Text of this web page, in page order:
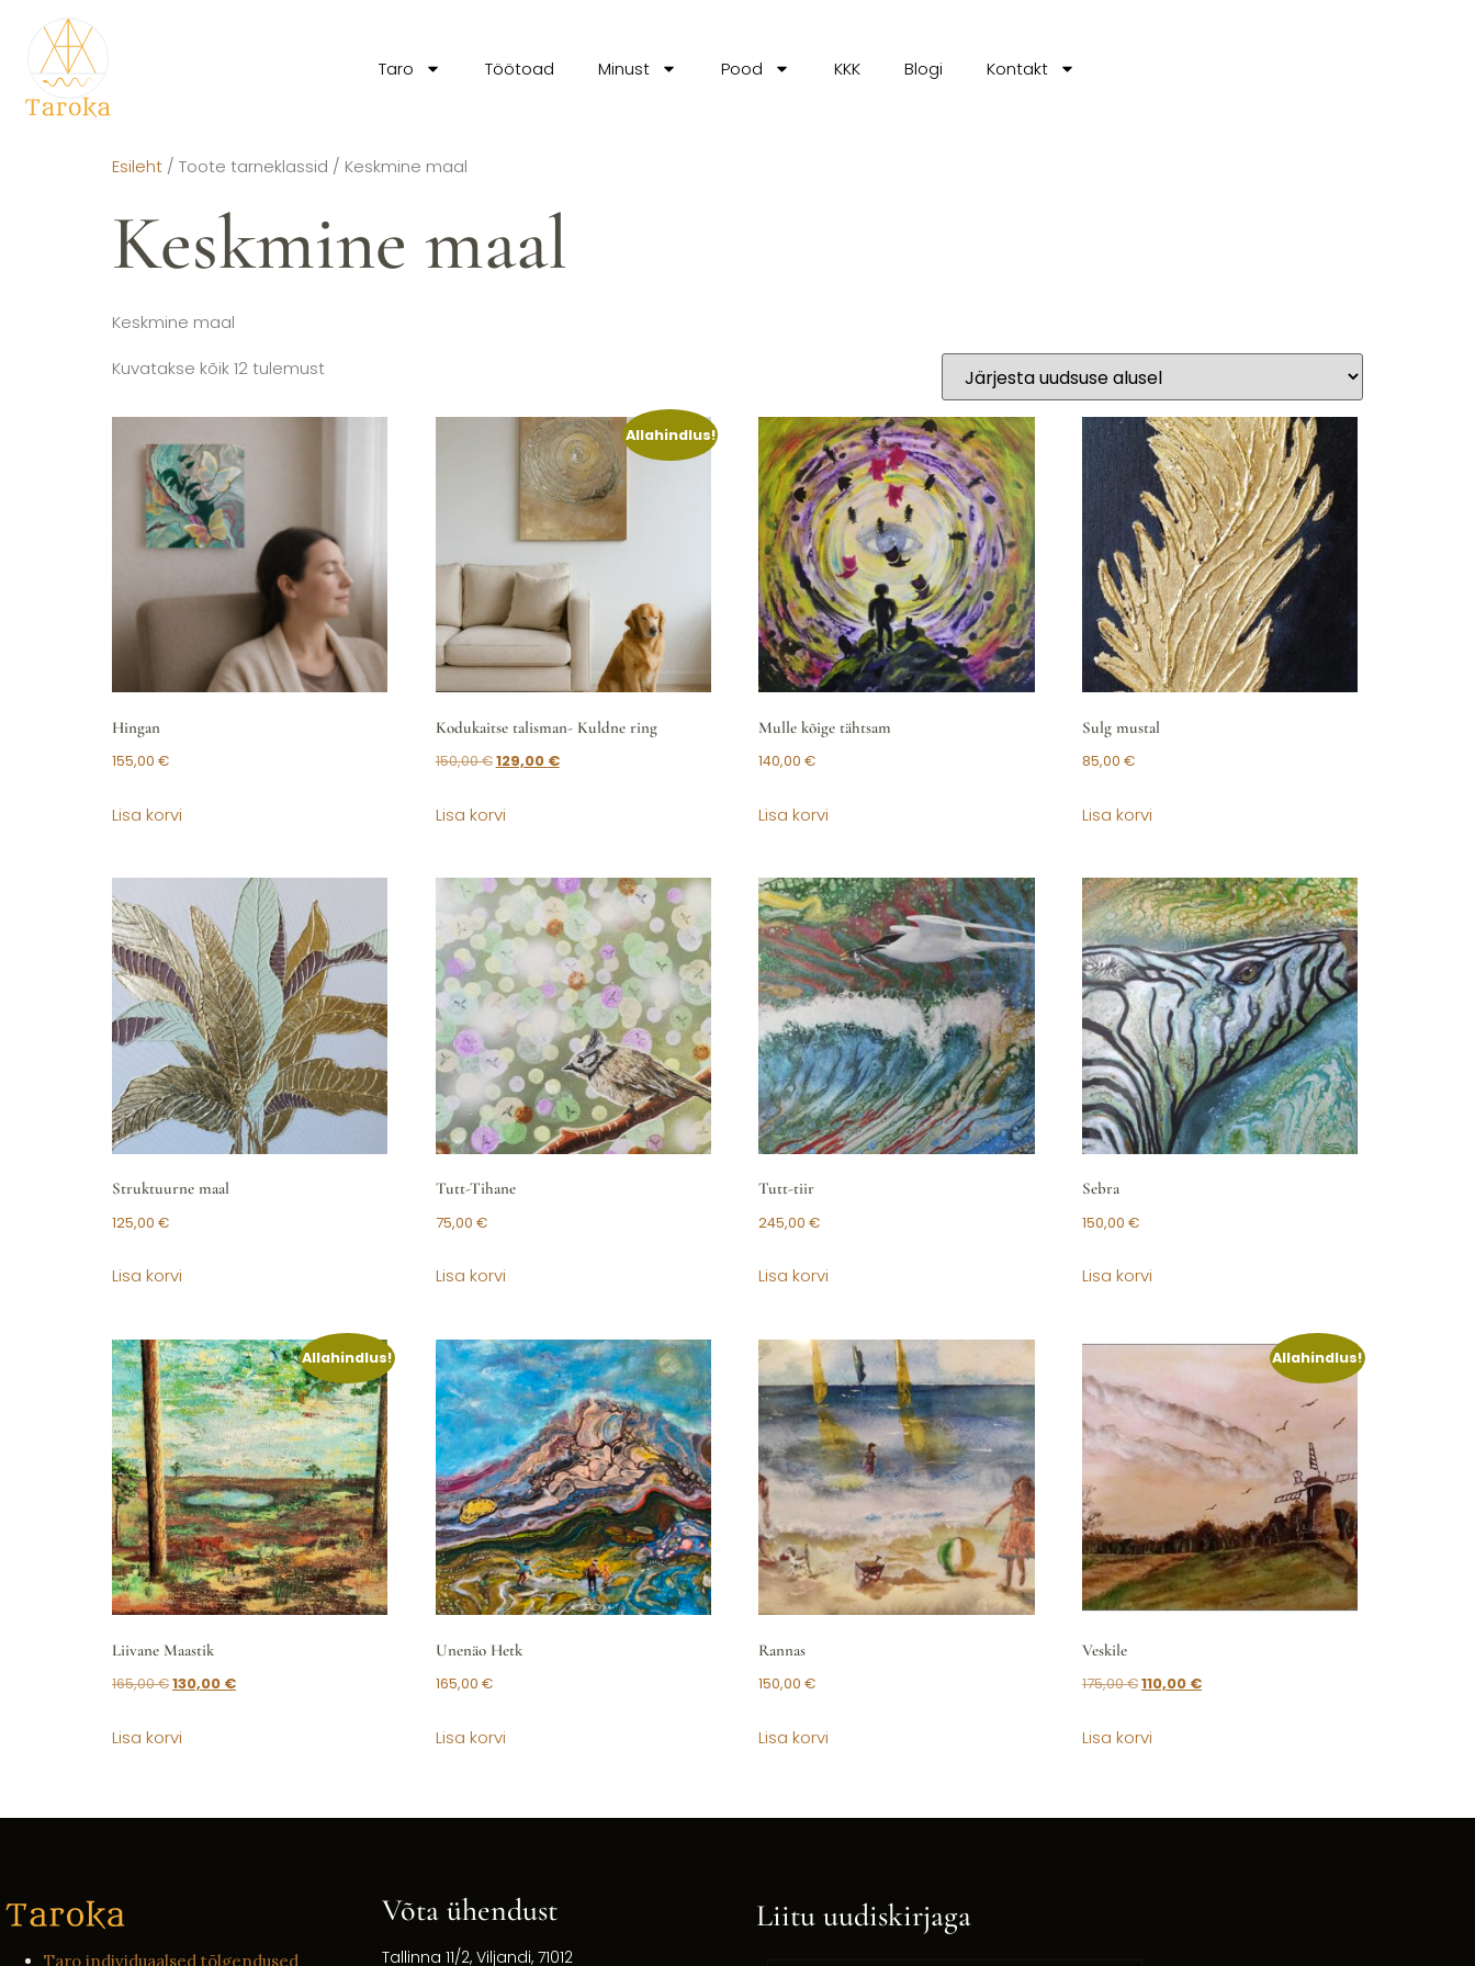
Taro Töötoad Minust Pood KKK Blogi Kontakt
Esileht / Toote tarneklassid / Keskmine maal
Keskmine maal
Keskmine maal
Kuvatakse kõik 12 tulemust
Hingan
155,00 €
Lisa korvi
Allahindlus!
Kodukaitse talisman- Kuldne ring
150,00€129,00 €
Lisa korvi
Mulle kõige tähtsam
140,00€
Lisa korvi
Sulg mustal
85,00€
Lisa korvi
Struktuurne maal
125,00 €
Lisa korvi
Tutt-Tihane
75,00 €
Lisa korvi
Tutt-tiir
245,00€
Lisa korvi
Sebra
150,00€
Lisa korvi
Allahindlus!
Liivane Maastik
165,00€130,00 €
Lisa korvi
Unenäo Hetk
165,00 €
Lisa korvi
Rannas
150,00€
Lisa korvi
Allahindlus!
Veskile
175,00€110,00 €
Lisa korvi
Taro individuaalsed tõlgendused
Võta ühendust
Tallinna 11/2, Viljandi, 71012
Liitu uudiskirjaga